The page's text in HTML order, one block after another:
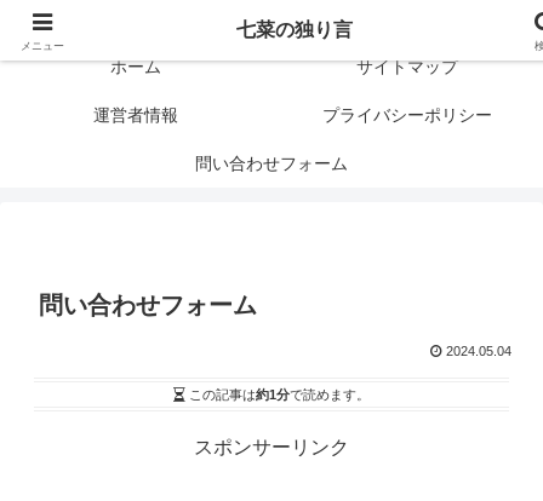
闇を暴けば･･･表になります
ホーム サイトマップ
運営者情報 プライバシーポリシー
問い合わせフォーム
問い合わせフォーム
2024.05.04
この記事は約1分で読めます。
スポンサーリンク
メニュー
七菜の独り言